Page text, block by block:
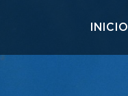
INICIO